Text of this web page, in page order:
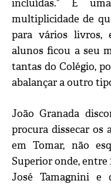
incluídas.” É
multiplicidade de
para vários livros,
alunos ficou a seu
tantas do Colégio,
abalançar a outro
João Granada
procura dissecar os
em Tomar, não
Superior onde, entre
José Tamagnini e